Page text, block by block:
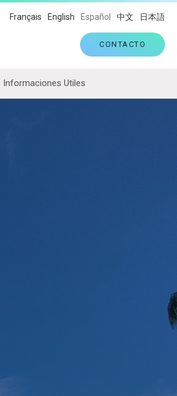
CONTACTO
Français English Español 中文 日本語
Informaciones Utiles